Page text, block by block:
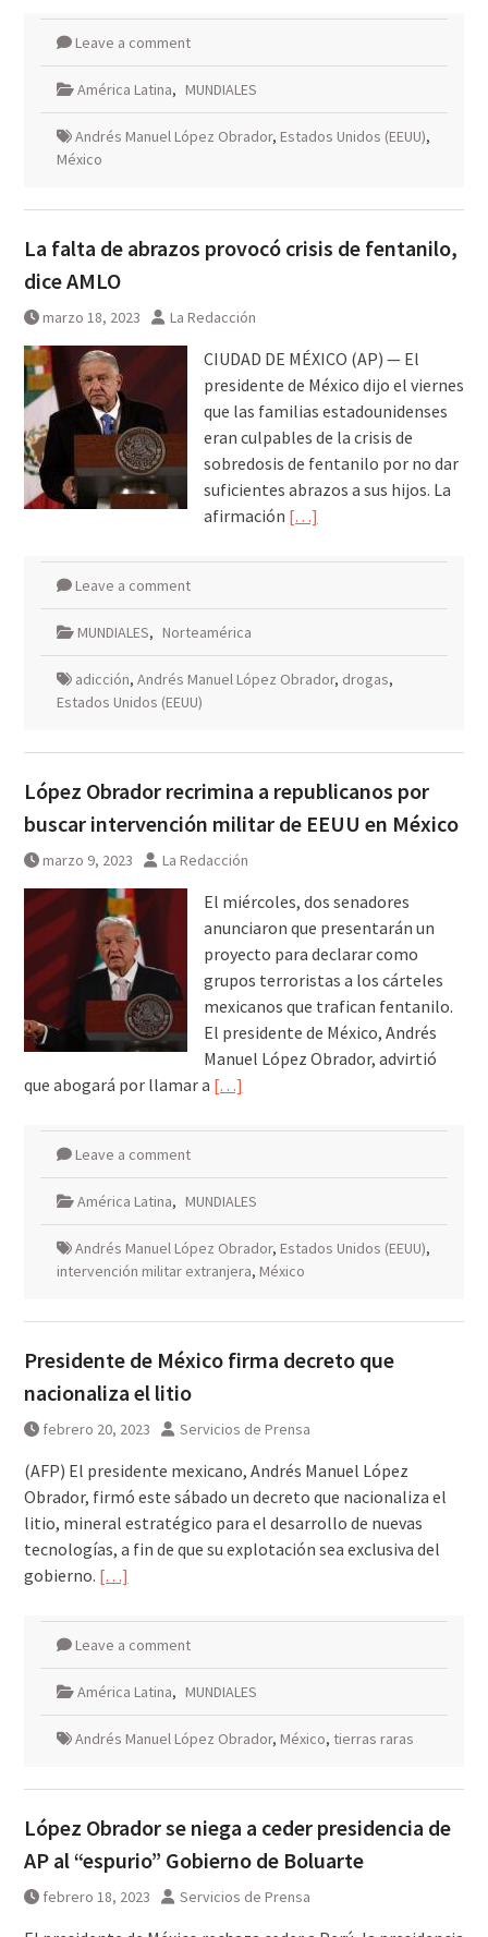
Leave a comment
América Latina, MUNDIALES
Andrés Manuel López Obrador, Estados Unidos (EEUU),
México
La falta de abrazos provocó crisis de fentanilo,
dice AMLO
marzo 18, 2023 La Redacción
CIUDAD DE MÉXICO (AP) — El
presidente de México dijo el viernes
que las familias estadounidenses
eran culpables de la crisis de
sobredosis de fentanilo por no dar
suficientes abrazos a sus hijos. La
afirmación […]
Leave a comment
MUNDIALES, Norteamérica
adicción, Andrés Manuel López Obrador, drogas,
Estados Unidos (EEUU)
López Obrador recrimina a republicanos por
buscar intervención militar de EEUU en México
marzo 9, 2023 La Redacción
El miércoles, dos senadores
anunciaron que presentarán un
proyecto para declarar como
grupos terroristas a los cárteles
mexicanos que trafican fentanilo.
El presidente de México, Andrés
Manuel López Obrador, advirtió
que abogará por llamar a […]
Leave a comment
América Latina, MUNDIALES
Andrés Manuel López Obrador, Estados Unidos (EEUU),
intervención militar extranjera, México
Presidente de México firma decreto que
nacionaliza el litio
febrero 20, 2023 Servicios de Prensa
(AFP) El presidente mexicano, Andrés Manuel López
Obrador, firmó este sábado un decreto que nacionaliza el
litio, mineral estratégico para el desarrollo de nuevas
tecnologías, a fin de que su explotación sea exclusiva del
gobierno. […]
Leave a comment
América Latina, MUNDIALES
Andrés Manuel López Obrador, México, tierras raras
López Obrador se niega a ceder presidencia de
AP al “espurio” Gobierno de Boluarte
febrero 18, 2023 Servicios de Prensa